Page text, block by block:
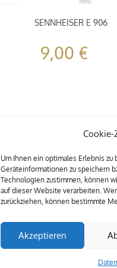
Cookie-
Um Ihnen ein optimales Erlebnis
Geräteinformationen zu speichern
Technologien zustimmen, können
auf dieser Website verarbeiten.
zurückziehen, können bestimmte
Akzeptieren
SENNHEISER E 906
9,00 €